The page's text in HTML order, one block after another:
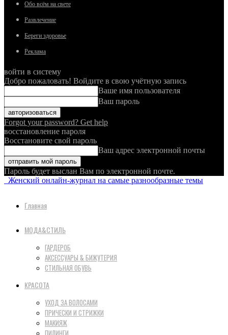
Обо всём на свете
Развлечение
Береги здоровье
Реклама
войти в систему
Добро пожаловать! Войдите в свою учётную запись
Ваше имя пользователя
Ваш пароль
Forgot your password? Get help
восстановление пароля
Восстановите свой пароль
Ваш адрес электронной почты
Пароль будет выслан Вам по электронной почте.
Женский онлайн-журнал на самые разнообразные темы
Главная
МОДА&СТИЛЬ
ГАРДЕРОБ
АКСЕССУАРЫ & БИЖУТЕРИЯ
СТИЛЬНАЯ ОБУВЬ
КРАСОТА
УХОД ЗА ВОЛОСАМИ
ПРИЧЕСКИ И СТРИЖКИ
МАКИЯЖ
ПИЛИНГИ